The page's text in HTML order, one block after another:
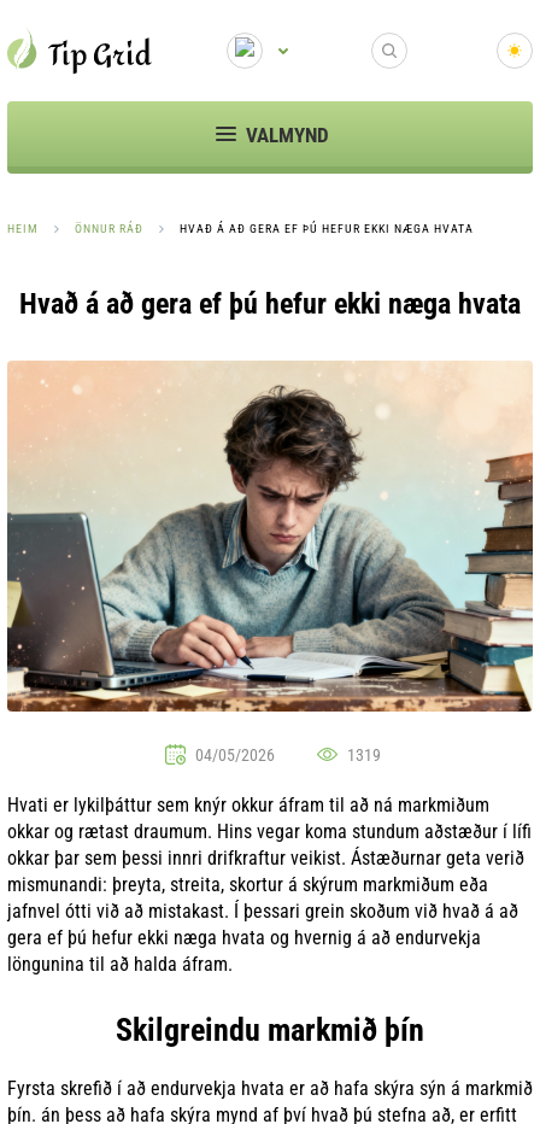
VALMYND
HEIM ÖNNUR RÁÐ HVAÐ Á AÐ GERA EF ÞÚ HEFUR EKKI NÆGA HVATA
Hvað á að gera ef þú hefur ekki næga hvata
04/05/2026 1319
Hvati er lykilþáttur sem knýr okkur áfram til að ná markmiðum
okkar og rætast draumum. Hins vegar koma stundum aðstæður í lífi
okkar þar sem þessi innri drifkraftur veikist. Ástæðurnar geta verið
mismunandi: þreyta, streita, skortur á skýrum markmiðum eða
jafnvel ótti við að mistakast. Í þessari grein skoðum við hvað á að
gera ef þú hefur ekki næga hvata og hvernig á að endurvekja
löngunina til að halda áfram.
Skilgreindu markmið þín
Fyrsta skrefið í að endurvekja hvata er að hafa skýra sýn á markmið
þín. án þess að hafa skýra mynd af því hvað þú stefna að, er erfitt